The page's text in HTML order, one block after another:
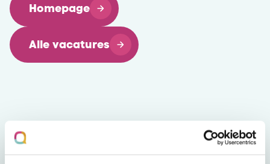
Homepage
Alle vacatures